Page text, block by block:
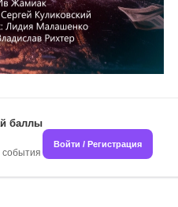
баллы
события
Войти / Регистрация